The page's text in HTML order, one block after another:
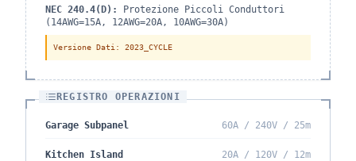
NEC 240.4(D):
Protezione Piccoli Conduttori
(14AWG=15A, 12AWG=20A, 10AWG=30A)
Versione Dati : 2023_CYCLE
REGISTRO OPERAZIONI
Garage Subpanel 60A / 240V / 25m
Kitchen Island 20A / 120V / 12m